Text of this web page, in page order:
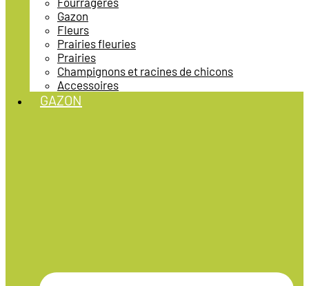
Gazon
Fleurs
Prairies fleuries
Prairies
Champignons et racines de chicons
Accessoires
GAZON